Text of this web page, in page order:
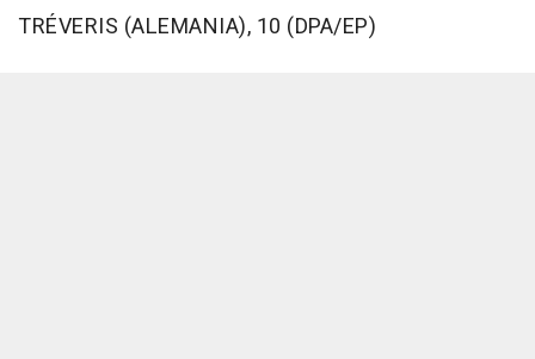
TRÉVERIS (ALEMANIA), 10 (DPA/EP)